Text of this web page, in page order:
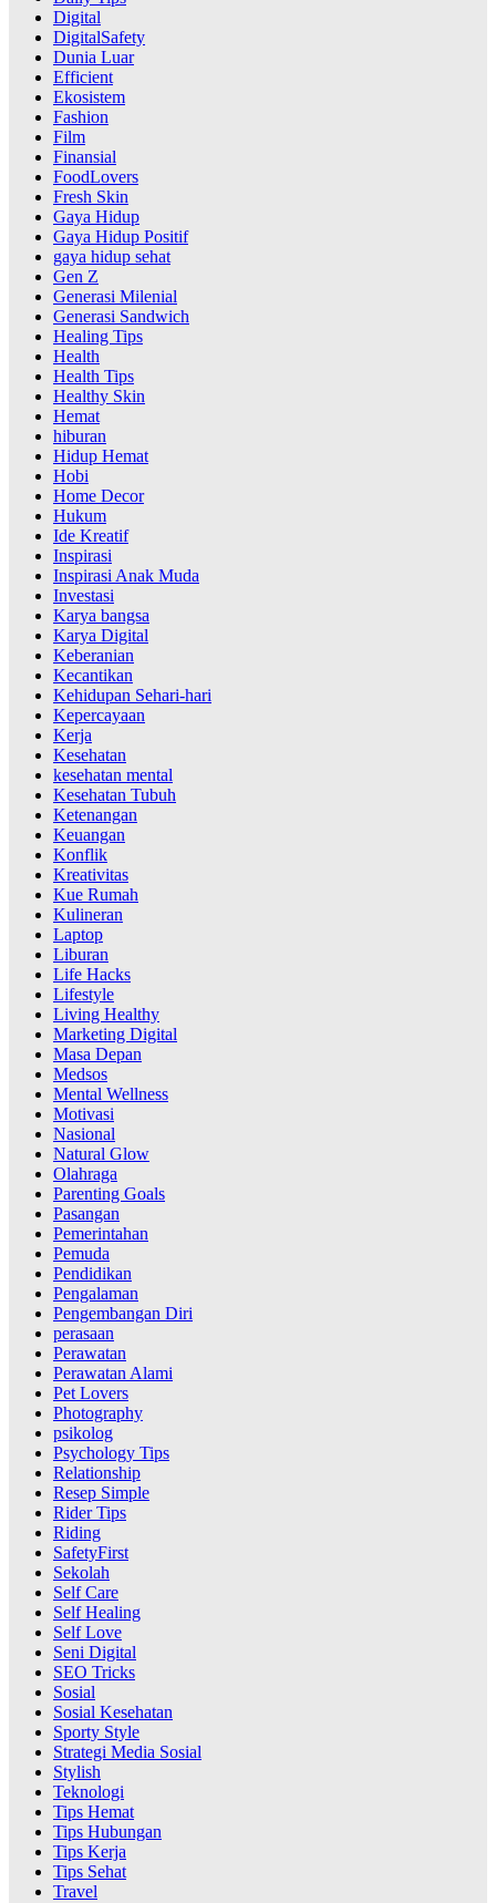
Digital
DigitalSafety
Dunia Luar
Efficient
Ekosistem
Fashion
Film
Finansial
FoodLovers
Fresh Skin
Gaya Hidup
Gaya Hidup Positif
gaya hidup sehat
Gen Z
Generasi Milenial
Generasi Sandwich
Healing Tips
Health
Health Tips
Healthy Skin
Hemat
hiburan
Hidup Hemat
Hobi
Home Decor
Hukum
Ide Kreatif
Inspirasi
Inspirasi Anak Muda
Investasi
Karya bangsa
Karya Digital
Keberanian
Kecantikan
Kehidupan Sehari-hari
Kepercayaan
Kerja
Kesehatan
kesehatan mental
Kesehatan Tubuh
Ketenangan
Keuangan
Konflik
Kreativitas
Kue Rumah
Kulineran
Laptop
Liburan
Life Hacks
Lifestyle
Living Healthy
Marketing Digital
Masa Depan
Medsos
Mental Wellness
Motivasi
Nasional
Natural Glow
Olahraga
Parenting Goals
Pasangan
Pemerintahan
Pemuda
Pendidikan
Pengalaman
Pengembangan Diri
perasaan
Perawatan
Perawatan Alami
Pet Lovers
Photography
psikolog
Psychology Tips
Relationship
Resep Simple
Rider Tips
Riding
SafetyFirst
Sekolah
Self Care
Self Healing
Self Love
Seni Digital
SEO Tricks
Sosial
Sosial Kesehatan
Sporty Style
Strategi Media Sosial
Stylish
Teknologi
Tips Hemat
Tips Hubungan
Tips Kerja
Tips Sehat
Travel